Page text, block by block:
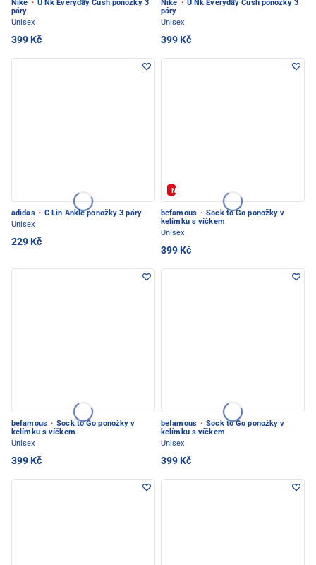
Nike · U Nk Everyday Cush ponožky 3
páry
Unisex
399 Kč
Nike · U Nk Everyday Cush ponožky 3
páry
Unisex
399 Kč
adidas · C Lin Ankle ponožky 3 páry
Unisex
229 Kč
Novinka
befamous · Sock to Go ponožky v
kelímku s víčkem
Unisex
399 Kč
befamous · Sock to Go ponožky v
kelímku s víčkem
Unisex
399 Kč
befamous · Sock to Go ponožky v
kelímku s víčkem
Unisex
399 Kč